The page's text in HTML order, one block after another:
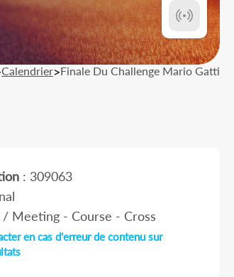
Calendrier>Finale Du Challenge Mario Gatti
: 309063
Meeting - Course - Cross
en cas d'erreur de contenu sur